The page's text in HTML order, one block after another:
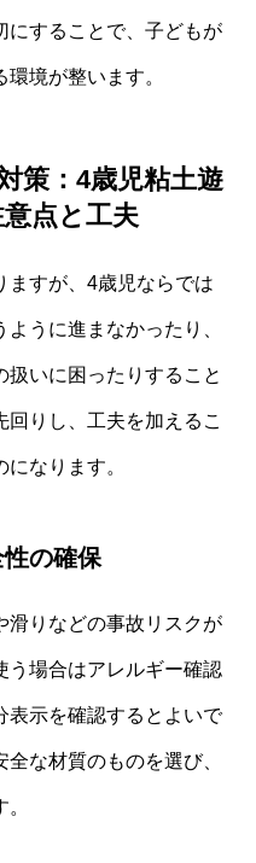
にすることで、子どもが
境が整います。
策：4歳児粘土遊
点と工夫
ますが、4歳児ならでは
うに進まなかったり、
いに困ったりすること
りし、工夫を加えるこ
なります。
の確保
滑りなどの事故リスクが
う場合はアレルギー確認
表示を確認するとよいで
な材質のものを選び、